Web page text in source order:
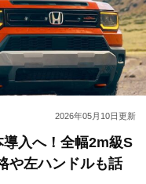
2026年05月10日更新
入へ！全幅2m級S
や左ハンドルも話